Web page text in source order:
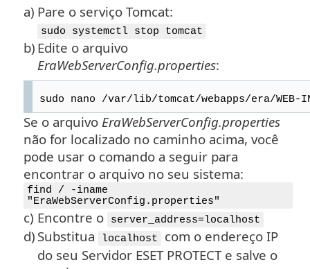
a) Pare o serviço Tomcat:
sudo systemctl stop tomcat
b) Edite o arquivo
EraWebServerConfig.properties:
sudo nano /var/lib/tomcat/webapps/era/
Se o arquivo EraWebServerConfig.properties
não for localizado no caminho acima, você
pode usar o comando a seguir para
encontrar o arquivo no seu sistema:
find / -iname
"EraWebServerConfig.properties"
c) Encontre o server_address=localhost
d) Substitua localhost
com o endereço IP
do seu Servidor ESET PROTECT e salve o